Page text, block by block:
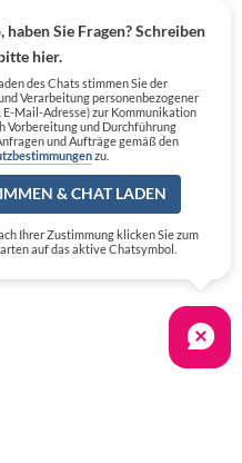
bieten wir Ihnen, neben
50.000 Artikel von
haben Sie Fragen? Schreiben
hier.
des Chats stimmen Sie der
Verarbeitung personenbezogener
E-Mail-Adresse) zur Kommunikation
Vorbereitung und Durchführung
und Aufträge gemäß den
zu.
& CHAT LADEN
Ihrer Zustimmung klicken Sie zum
auf das aktive Chatsymbol.